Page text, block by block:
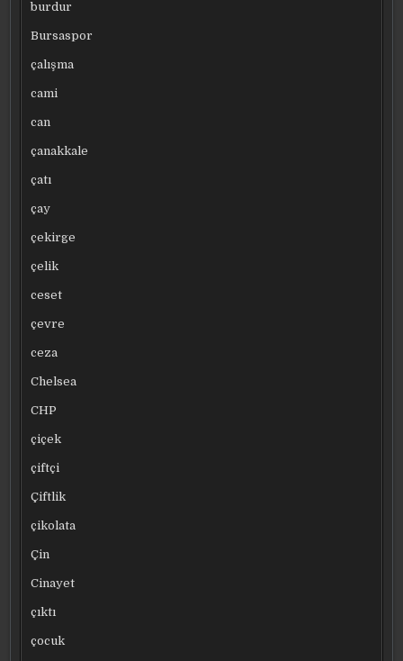
burdur
Bursaspor
çalışma
cami
can
çanakkale
çatı
çay
çekirge
çelik
ceset
çevre
ceza
Chelsea
CHP
çiçek
çiftçi
Çiftlik
çikolata
Çin
Cinayet
çıktı
çocuk